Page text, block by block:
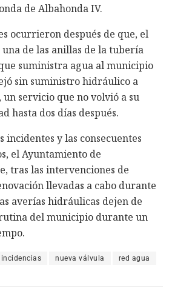
de Albahonda IV.
ocurrieron después de que, el
una de las anillas de la tubería
suministra agua al municipio
sin suministro hidráulico a
, un servicio que no volvió a su
hasta dos días después.
incidentes y las consecuentes
el Ayuntamiento de
tras las intervenciones de
llevadas a cabo durante
averías hidráulicas dejen de
del municipio durante un
incidencias nueva válvula red agua